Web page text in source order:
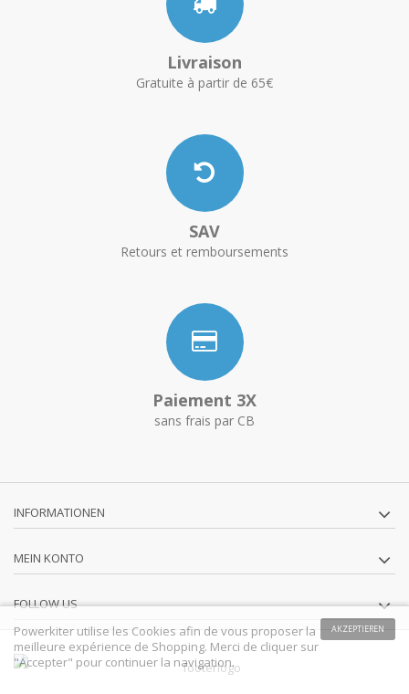
Livraison
Gratuite à partir de 65€
SAV
Retours et remboursements
Paiement 3X
sans frais par CB
INFORMATIONEN
MEIN KONTO
FOLLOW US
AKZEPTIEREN
Powerkiter utilise les Cookies afin de vous proposer la
meilleure expérience de Shopping. Merci de cliquer sur
"Accepter" pour continuer la navigation.